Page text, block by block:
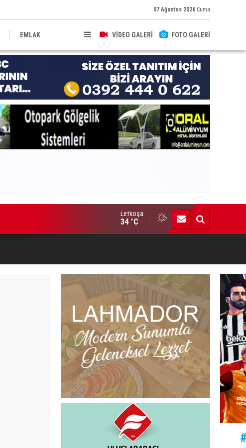
07 Ağustos 2026 Cuma
VİDEO GALERİ FOTO GALERİ
EMLAK
“Mahkeme kararlarını geçersiz kılacak yetki kabul edilemez”
Lefkoşa
34 °C